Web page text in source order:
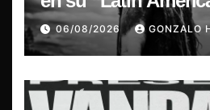
y exclusivo show en
06/08/2026 GONZALO